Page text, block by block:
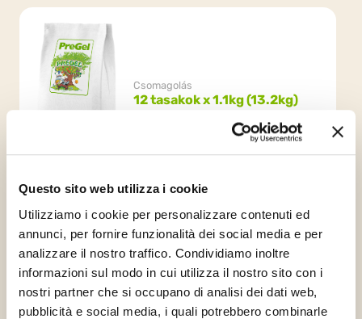
Questo sito web utilizza i cookie
Utilizziamo i cookie per personalizzare contenuti ed
annunci, per fornire funzionalità dei social media e per
analizzare il nostro traffico. Condividiamo inoltre
informazioni sul modo in cui utilizza il nostro sito con i
nostri partner che si occupano di analisi dei dati web,
pubblicità e social media, i quali potrebbero combinarle
Csomagolás
12 tasakok x 1.1kg (13.2kg)
Gluténmentes Vegán